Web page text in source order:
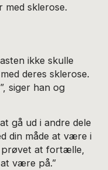
sklerose.
ikke skulle
deres sklerose.
siger han og
gå ud i andre dele
din måde at være i
prøvet at fortælle,
være på.”